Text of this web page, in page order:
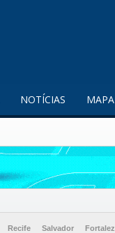
NOTÍCIAS MAPA
Recife Salvador